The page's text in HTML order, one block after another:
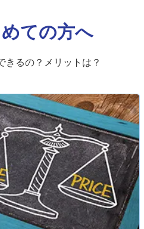
ての方へ
きるの？メリットは？